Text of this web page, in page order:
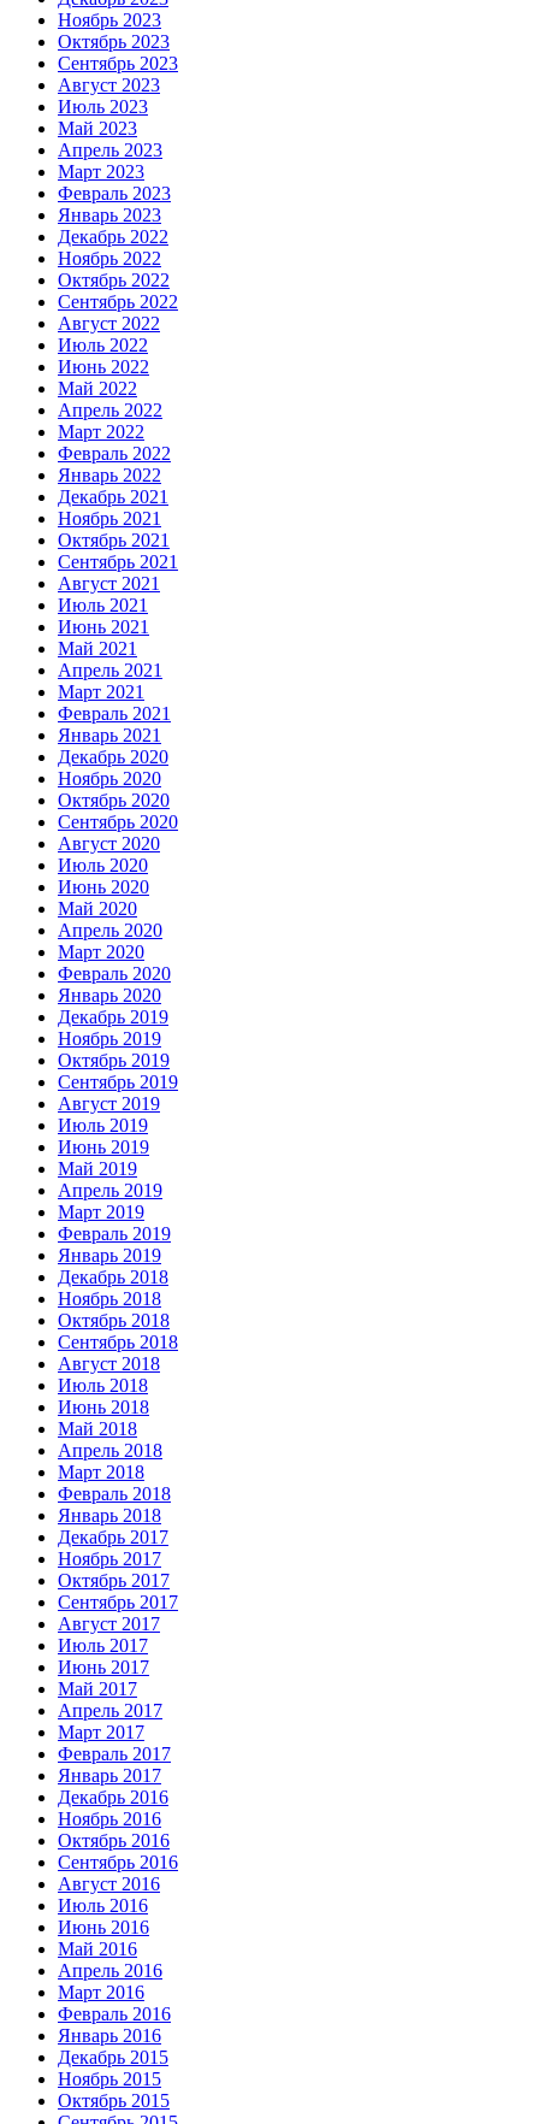
Ноябрь 2023
Октябрь 2023
Сентябрь 2023
Август 2023
Июль 2023
Май 2023
Апрель 2023
Март 2023
Февраль 2023
Январь 2023
Декабрь 2022
Ноябрь 2022
Октябрь 2022
Сентябрь 2022
Август 2022
Июль 2022
Июнь 2022
Май 2022
Апрель 2022
Март 2022
Февраль 2022
Январь 2022
Декабрь 2021
Ноябрь 2021
Октябрь 2021
Сентябрь 2021
Август 2021
Июль 2021
Июнь 2021
Май 2021
Апрель 2021
Март 2021
Февраль 2021
Январь 2021
Декабрь 2020
Ноябрь 2020
Октябрь 2020
Сентябрь 2020
Август 2020
Июль 2020
Июнь 2020
Май 2020
Апрель 2020
Март 2020
Февраль 2020
Январь 2020
Декабрь 2019
Ноябрь 2019
Октябрь 2019
Сентябрь 2019
Август 2019
Июль 2019
Июнь 2019
Май 2019
Апрель 2019
Март 2019
Февраль 2019
Январь 2019
Декабрь 2018
Ноябрь 2018
Октябрь 2018
Сентябрь 2018
Август 2018
Июль 2018
Июнь 2018
Май 2018
Апрель 2018
Март 2018
Февраль 2018
Январь 2018
Декабрь 2017
Ноябрь 2017
Октябрь 2017
Сентябрь 2017
Август 2017
Июль 2017
Июнь 2017
Май 2017
Апрель 2017
Март 2017
Февраль 2017
Январь 2017
Декабрь 2016
Ноябрь 2016
Октябрь 2016
Сентябрь 2016
Август 2016
Июль 2016
Июнь 2016
Май 2016
Апрель 2016
Март 2016
Февраль 2016
Январь 2016
Декабрь 2015
Ноябрь 2015
Октябрь 2015